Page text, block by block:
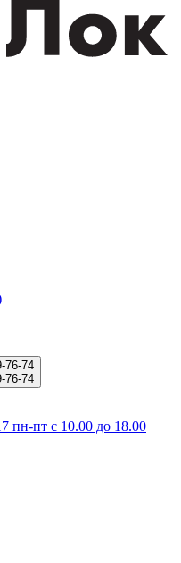
76-74
76-74
пн-пт с 10.00 до 18.00